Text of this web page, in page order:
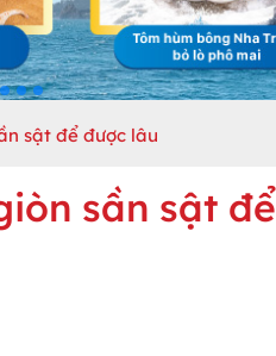
sật để được lâu
sần sật để